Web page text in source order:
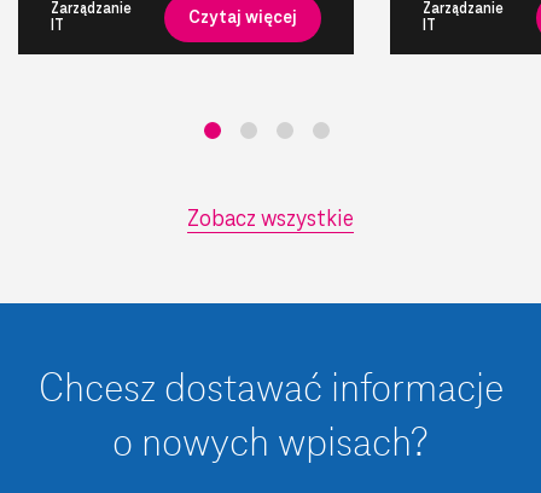
Zarządzanie
Czytaj więcej
Zarządzanie
Zobacz wszystkie
Chcesz dostawać informacje
o nowych wpisach?